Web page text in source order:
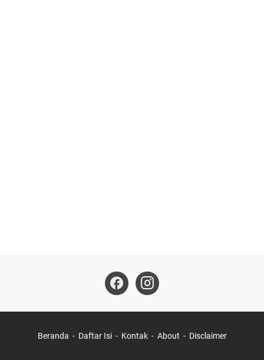
Beranda Daftar Isi Kontak About Disclaimer